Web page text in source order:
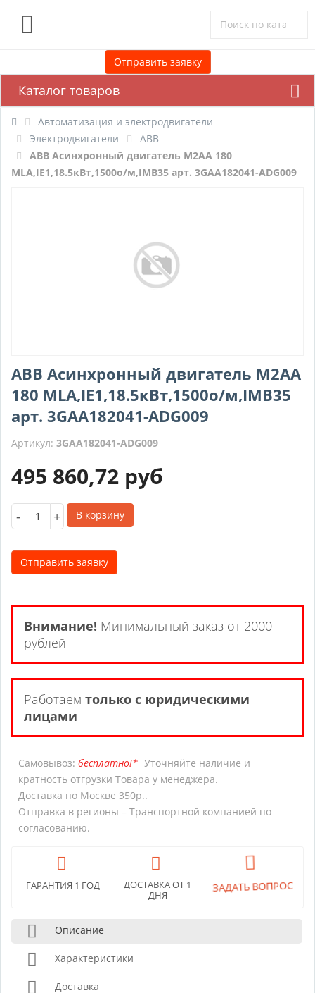
Отправить заявку
Каталог товаров
Автоматизация и электродвигатели
Электродвигатели
ABB
ABB Асинхронный двигатель M2AA 180
MLA,IE1,18.5кВт,1500о/м,IMB35 арт. 3GAA182041-ADG009
ABB Асинхронный двигатель M2AA
180 MLA,IE1,18.5кВт,1500о/м,IMB35
арт. 3GAA182041-ADG009
Артикул: 3GAA182041-ADG009
495 860,72 руб
- + В корзину
Отправить заявку
Внимание! Минимальный заказ от 2000
рублей
Работаем только с юридическими
лицами
Самовывоз: бесплатно!* Уточняйте наличие и
кратность отгрузки Товара у менеджера.
Доставка по Москве 350р..
Отправка в регионы – Транспортной компанией по
согласованию.
ГАРАНТИЯ 1 ГОД
ДОСТАВКА ОТ 1
ДНЯ
ЗАДАТЬ ВОПРОС
Описание
Характеристики
Доставка